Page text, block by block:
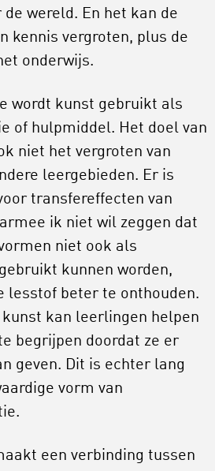
de wereld. En het kan de
kennis vergroten, plus de
onderwijs.
wordt kunst gebruikt als
of hulpmiddel. Het doel van
niet het vergroten van
leergebieden. Er is
transfereffecten van
ik niet wil zeggen dat
niet ook als
kunnen worden,
lesstof beter te onthouden.
kan leerlingen helpen
begrijpen doordat ze er
geven. Dit is echter lang
vorm van
een verbinding tussen